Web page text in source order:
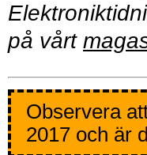
på vårt
Observera
2017 och är